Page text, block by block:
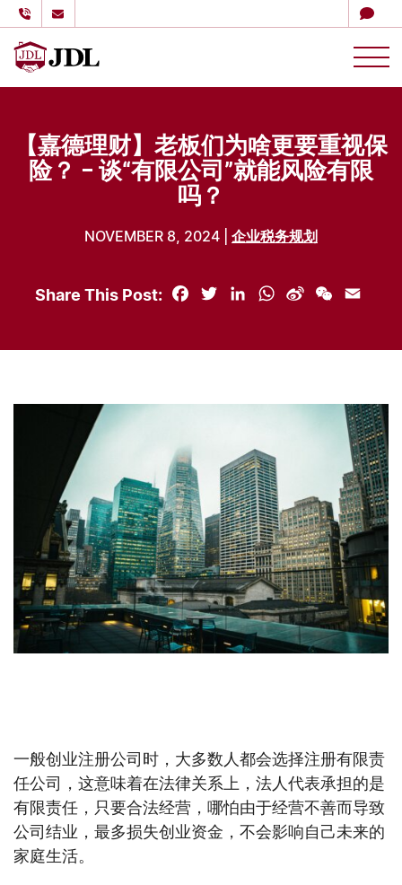
多伦多嘉德理财
【嘉德理财】老板们为啥更要重视保
险？ – 谈“有限公司”就能风险有限
吗？
NOVEMBER 8, 2024 | 企业税务规划
Share This Post: Facebook
TwitterLinkedInWhatsApp
Sina
WeChat
一般创业注册公司时，大多数人都会选择注册有限责
任公司，这意味着在法律关系上，法人代表承担的是
有限责任，只要合法经营，哪怕由于经营不善而导致
公司结业，最多损失创业资金，不会影响自己未来的
家庭生活。